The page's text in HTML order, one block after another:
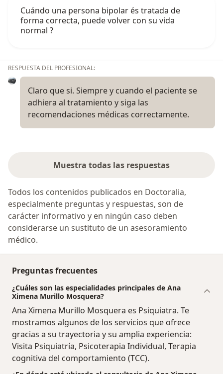
Cuándo una persona bipolar és tratada de
forma correcta, puede volver con su vida
normal ?
RESPUESTA DEL PROFESIONAL:
Claro que si. Siempre y cuando el paciente se
adhiera al tratamiento y siga las
recomendaciones médicas correctamente.
Muestra todas las respuestas
Todos los contenidos publicados en Doctoralia,
especialmente preguntas y respuestas, son de
carácter informativo y en ningún caso deben
considerarse un sustituto de un asesoramiento
médico.
Preguntas frecuentes
¿Cuáles son las especialidades principales de Ana
Ximena Murillo Mosquera?
Ana Ximena Murillo Mosquera es Psiquiatra. Te
mostramos algunos de los servicios que ofrece
gracias a su trayectoria y su amplia experiencia:
Visita Psiquiatría, Psicoterapia Individual, Terapia
cognitiva del comportamiento (TCC).